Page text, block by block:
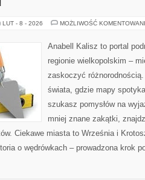
LUT - 8 - 2026 MOŻLIWOŚĆ
Anabell Kalisz to portal
regionie wielkopolskim –
zaskoczyć
świata, gdzie mapy
szukasz pomysłów na
mniej znane zakątki,
Ciekawe miasta to Września i
o wędrówkach – prowadzona krok